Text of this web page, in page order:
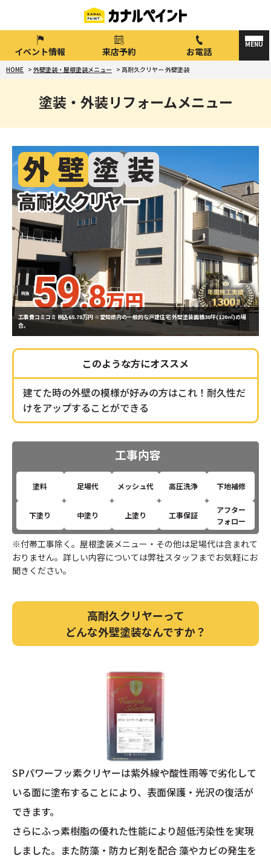
イベント情報 来店予約 お電話
HOME > 外壁塗装・屋根塗装メニュー > 高耐久クリヤー 外壁塗装
塗装・外装リフォームメニュー
外 壁 塗 装
高耐久クリヤー
税抜 59.8万円
工事費コミコミ 税込65.78万円 ※愛知県内の一般的な戸建住宅 外壁塗装面積30坪(120㎡)の場
合。
このような方にオススメ
建てた時の外壁の模様が好みの方はこれ！耐久性だ
けをアップすることができる
工事内容
塗料 足場代 メッシュ代 高圧洗浄 下地補修
下塗り 中塗り 上塗り 工事保証
アフター
フォロー
※付帯工事除く。屋根塗装メニュー・その他は足場代は含まれて
おりません。詳しい内容については弊社スタッフまでお気軽にお
聞きください。
高耐久クリヤーって
どんな外壁塗装なんですか？
SPパワーフッ素クリヤーは紫外線や酸性雨等で劣化して
いる面に塗布することにより、表面保護・光沢の復活が
できます。
さらにふっ素樹脂の優れた性能により超低汚染性を実現
しました。また防藻・防カビ剤を配合 藻やカビの発生を